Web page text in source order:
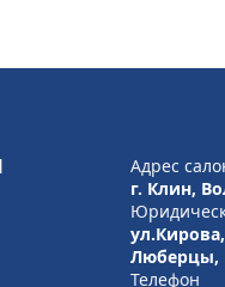
Адрес
г. Клин,
Люберцы,
Телефон